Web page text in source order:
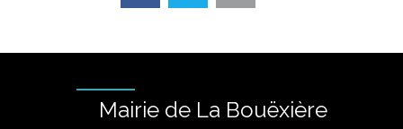
Mairie de La Bouëxière